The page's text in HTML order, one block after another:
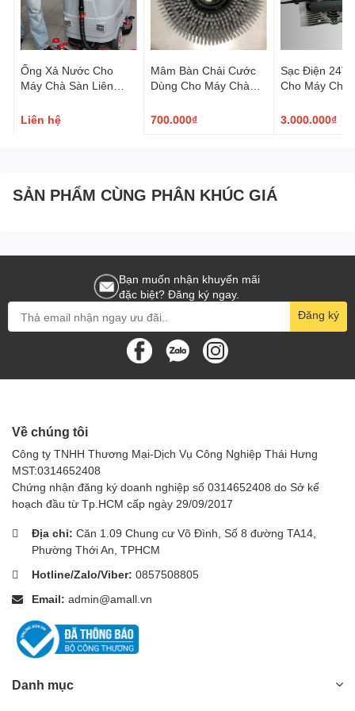
Ống Xả Nước Cho
Máy Chà Sàn Liên
Liên hệ
Mâm Bàn Chải Cước
Dùng Cho Máy Chà
700.000₫
Sạc Điện 24V
Cho Máy Chà
3.000.000₫
SẢN PHẨM CÙNG PHÂN KHÚC GIÁ
Bạn muốn nhận khuyến mãi
đặc biệt? Đăng ký ngay.
Đăng ký
Về chúng tôi
Công ty TNHH Thương Mại-Dịch Vụ Công Nghiệp Thái Hưng
MST:0314652408
Chứng nhận đăng ký doanh nghiệp số 0314652408 do Sở kế
hoạch đầu từ Tp.HCM cấp ngày 29/09/2017
Địa chỉ: Căn 1.09 Chung cư Võ Đình, Số 8 đường TA14,
Phường Thới An, TPHCM
Hotline/Zalo/Viber: 0857508805
Email: admin@amall.vn
Danh mục